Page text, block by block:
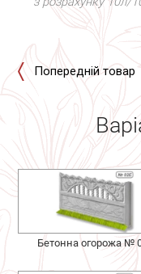
Попередній товар
Бетонна огорожа №